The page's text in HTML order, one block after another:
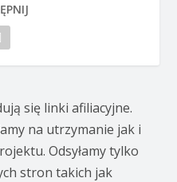
się linki afiliacyjne.
na utrzymanie jak i
Odsyłamy tylko
stron takich jak